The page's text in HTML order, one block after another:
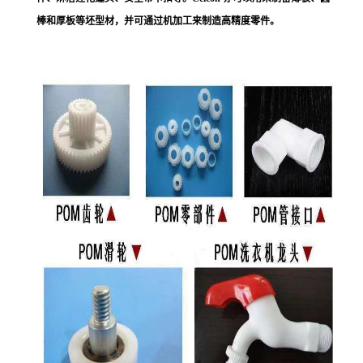
棒和厚板等坯型材，并可通过机加工来制造高精度零件。